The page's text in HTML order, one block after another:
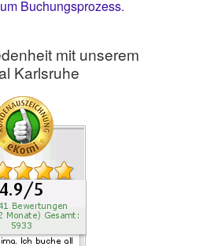
Buchungsprozess.
mit unserem
Karlsruhe